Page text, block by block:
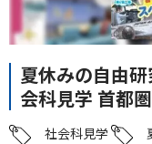
夏休みの自由
会科見学 首都
社会科見学